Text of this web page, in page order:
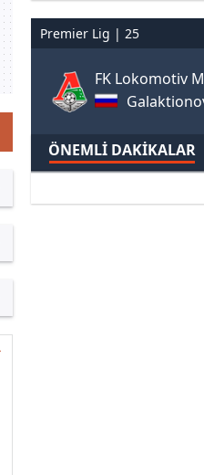
Premier Lig | 25
FK Lokomotiv
ÖNEMLI DAKIKALAR